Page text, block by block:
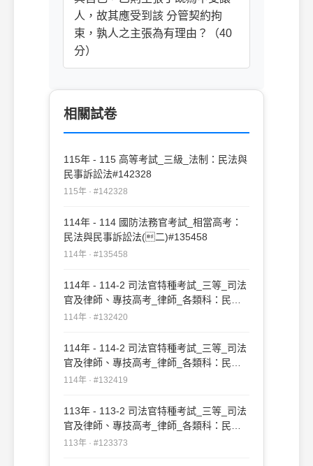
人，故其應受到該 分管契約拘
束，孰人之主張為有理由？（40
分）
相關試卷
115年 - 115 高等考試_三級_法制：民法與
民事訴訟法#142328
115年 · #142328
114年 - 114 國防法務官考試_相當高考：
民法與民事訴訟法(二)#135458
114年 · #135458
114年 - 114-2 司法官特種考試_三等_司法
官及律師、專技高考_律師_各類科：民法
與民事訴訟法(二)#132420
114年 · #132420
114年 - 114-2 司法官特種考試_三等_司法
官及律師、專技高考_律師_各類科：民法
與民事訴訟法(ㄧ)#132419
114年 · #132419
113年 - 113-2 司法官特種考試_三等_司法
官及律師、專技高考_律師_各類科：民法
與民事訴訟法(ㄧ)#123373
113年 · #123373